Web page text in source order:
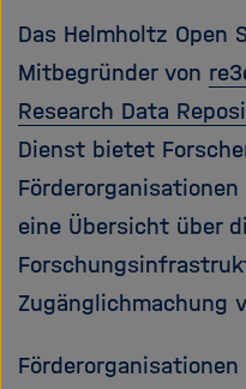
Das Helmholtz Open
Mitbegründer von
Research Data
Dienst bietet
eine Übersicht über
Zugänglichmachung